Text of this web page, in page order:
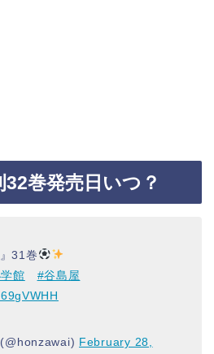
巻発売日いつ？
』31巻
館
#谷島屋
February 28,